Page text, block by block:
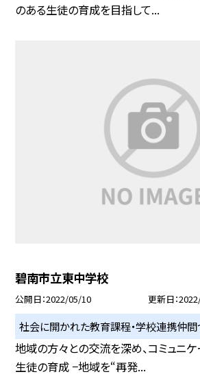
のある生徒の育成を目指して...
碧南市立東中学校
公開日 2022/05/10 更新日
社会に開かれた教育課程・学校連携仲間
地域の方々との交流を深め、コミュニ
生徒の育成 −地域を“再発...